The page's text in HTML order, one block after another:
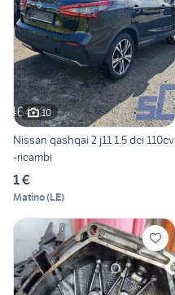
10
Nissan qashqai 2 j11 1.5 dci 110cv
-ricambi
1 €
Matino(LE)